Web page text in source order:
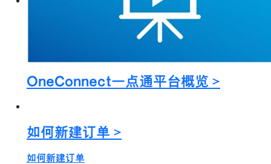
OneConnect一点通平台概览 >
如何新建订单 >
如何新建订单